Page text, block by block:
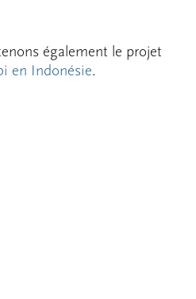
également le projet
en Indonésie.